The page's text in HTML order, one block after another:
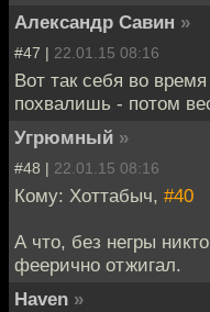
Александр Савин »
#47 | 22.01.15 08:16
Вот так себя во
похвалишь - потом
Угрюмный »
#48 | 22.01.15 08:16
Кому: Хоттабыч, #40
А что, без негры
феерично отжигал.
Haven »